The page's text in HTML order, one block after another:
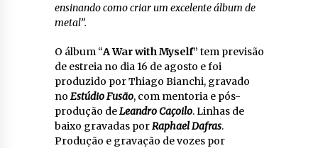
ensinando como criar um excelente álbum de
metal”.
O álbum “A War with Myself” tem previsão
de estreia no dia 16 de agosto e foi
produzido por Thiago Bianchi, gravado
no Estúdio Fusão, com mentoria e pós-
produção deLeandro Caçoilo. Linhas de
baixo gravadas porRaphael Dafras.
Produção e gravação de vozes por